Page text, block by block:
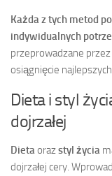
Każda z tych metod
indywidualnych
przeprowadzane
osiągnięcie
Dieta i styl
dojrzałej
Dietaorazstyl życia
dojrzałej cery.